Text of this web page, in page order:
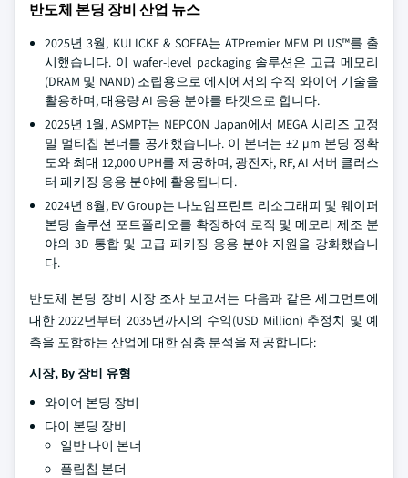
반도체 본딩 장비 산업 뉴스
2025년 3월, KULICKE & SOFFA는 ATPremier MEM PLUS™를 출
시했습니다. 이 wafer-level packaging 솔루션은 고급 메모리
(DRAM 및 NAND) 조립용으로 에지에서의 수직 와이어 기술을
활용하며, 대용량 AI 응용 분야를 타겟으로 합니다.
2025년 1월, ASMPT는 NEPCON Japan에서 MEGA 시리즈 고정
밀 멀티칩 본더를 공개했습니다. 이 본더는 ±2 µm 본딩 정확
도와 최대 12,000 UPH를 제공하며, 광전자, RF, AI 서버 클러스
터 패키징 응용 분야에 활용됩니다.
2024년 8월, EV Group는 나노임프린트 리소그래피 및 웨이퍼
본딩 솔루션 포트폴리오를 확장하여 로직 및 메모리 제조 분
야의 3D 통합 및 고급 패키징 응용 분야 지원을 강화했습니
다.
반도체 본딩 장비 시장 조사 보고서는 다음과 같은 세그먼트에
대한 2022년부터 2035년까지의 수익(USD Million) 추정치 및 예
측을 포함하는 산업에 대한 심층 분석을 제공합니다:
시장, By 장비 유형
와이어 본딩 장비
다이 본딩 장비
일반 다이 본더
플립칩 본더